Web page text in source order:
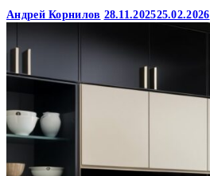
Андрей Корнилов 28.11.202525.02.2026